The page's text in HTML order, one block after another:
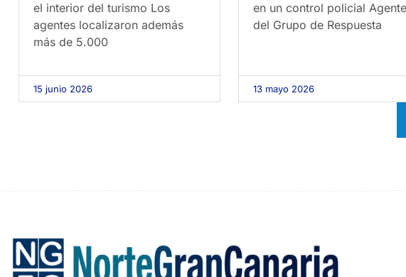
el interior del turismo Los
agentes localizaron además
más de 5.000
15 junio 2026
en un control policial
del Grupo de Respuesta
13 mayo 2026